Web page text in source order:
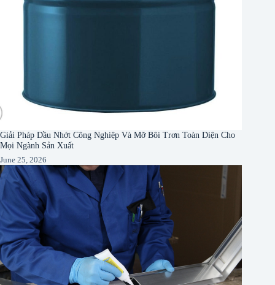
Giải Pháp Dầu Nhớt Công Nghiệp Và Mỡ Bôi Trơn Toàn Diện Cho
Mọi Ngành Sản Xuất
June 25, 2026